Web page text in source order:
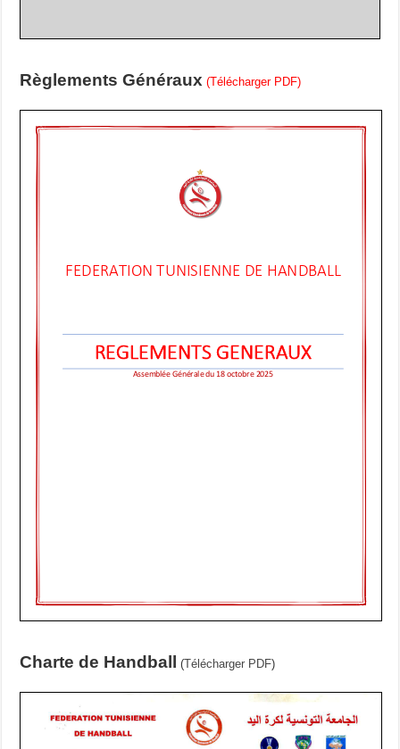
Règlements Généraux (Télécharger PDF)
Charte de Handball (Télécharger PDF)